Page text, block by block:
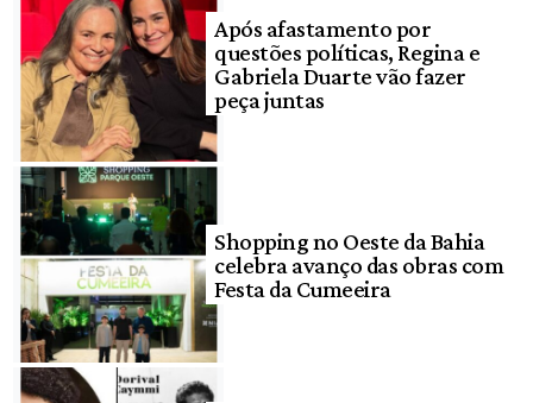
Após afastamento por
questões políticas, Regina e
Gabriela Duarte vão fazer
peça juntas
Shopping no Oeste da Bahia
celebra avanço das obras com
Festa da Cumeeira